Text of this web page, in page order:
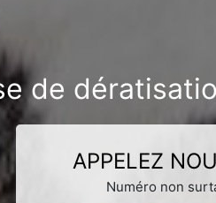
de
APPELEZ
Numéro non